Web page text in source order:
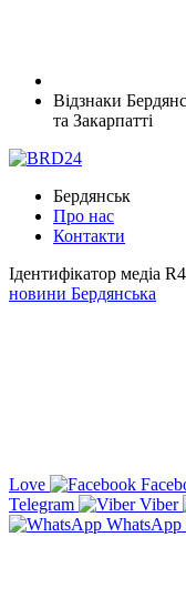
Відзнаки
та Закарпатті
Бердянськ
Про нас
Контакти
Ідентифікатор медіа
новини Бердянська
Love
Telegram
Viber
WhatsApp